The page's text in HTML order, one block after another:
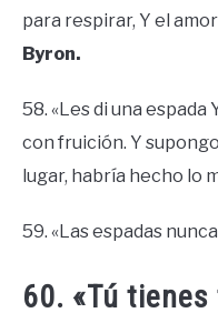
para respirar, Y el
Byron.
58. «Les di una
con fruición. Y
lugar, habría hecho lo
59. «Las espadas
60. «Tú